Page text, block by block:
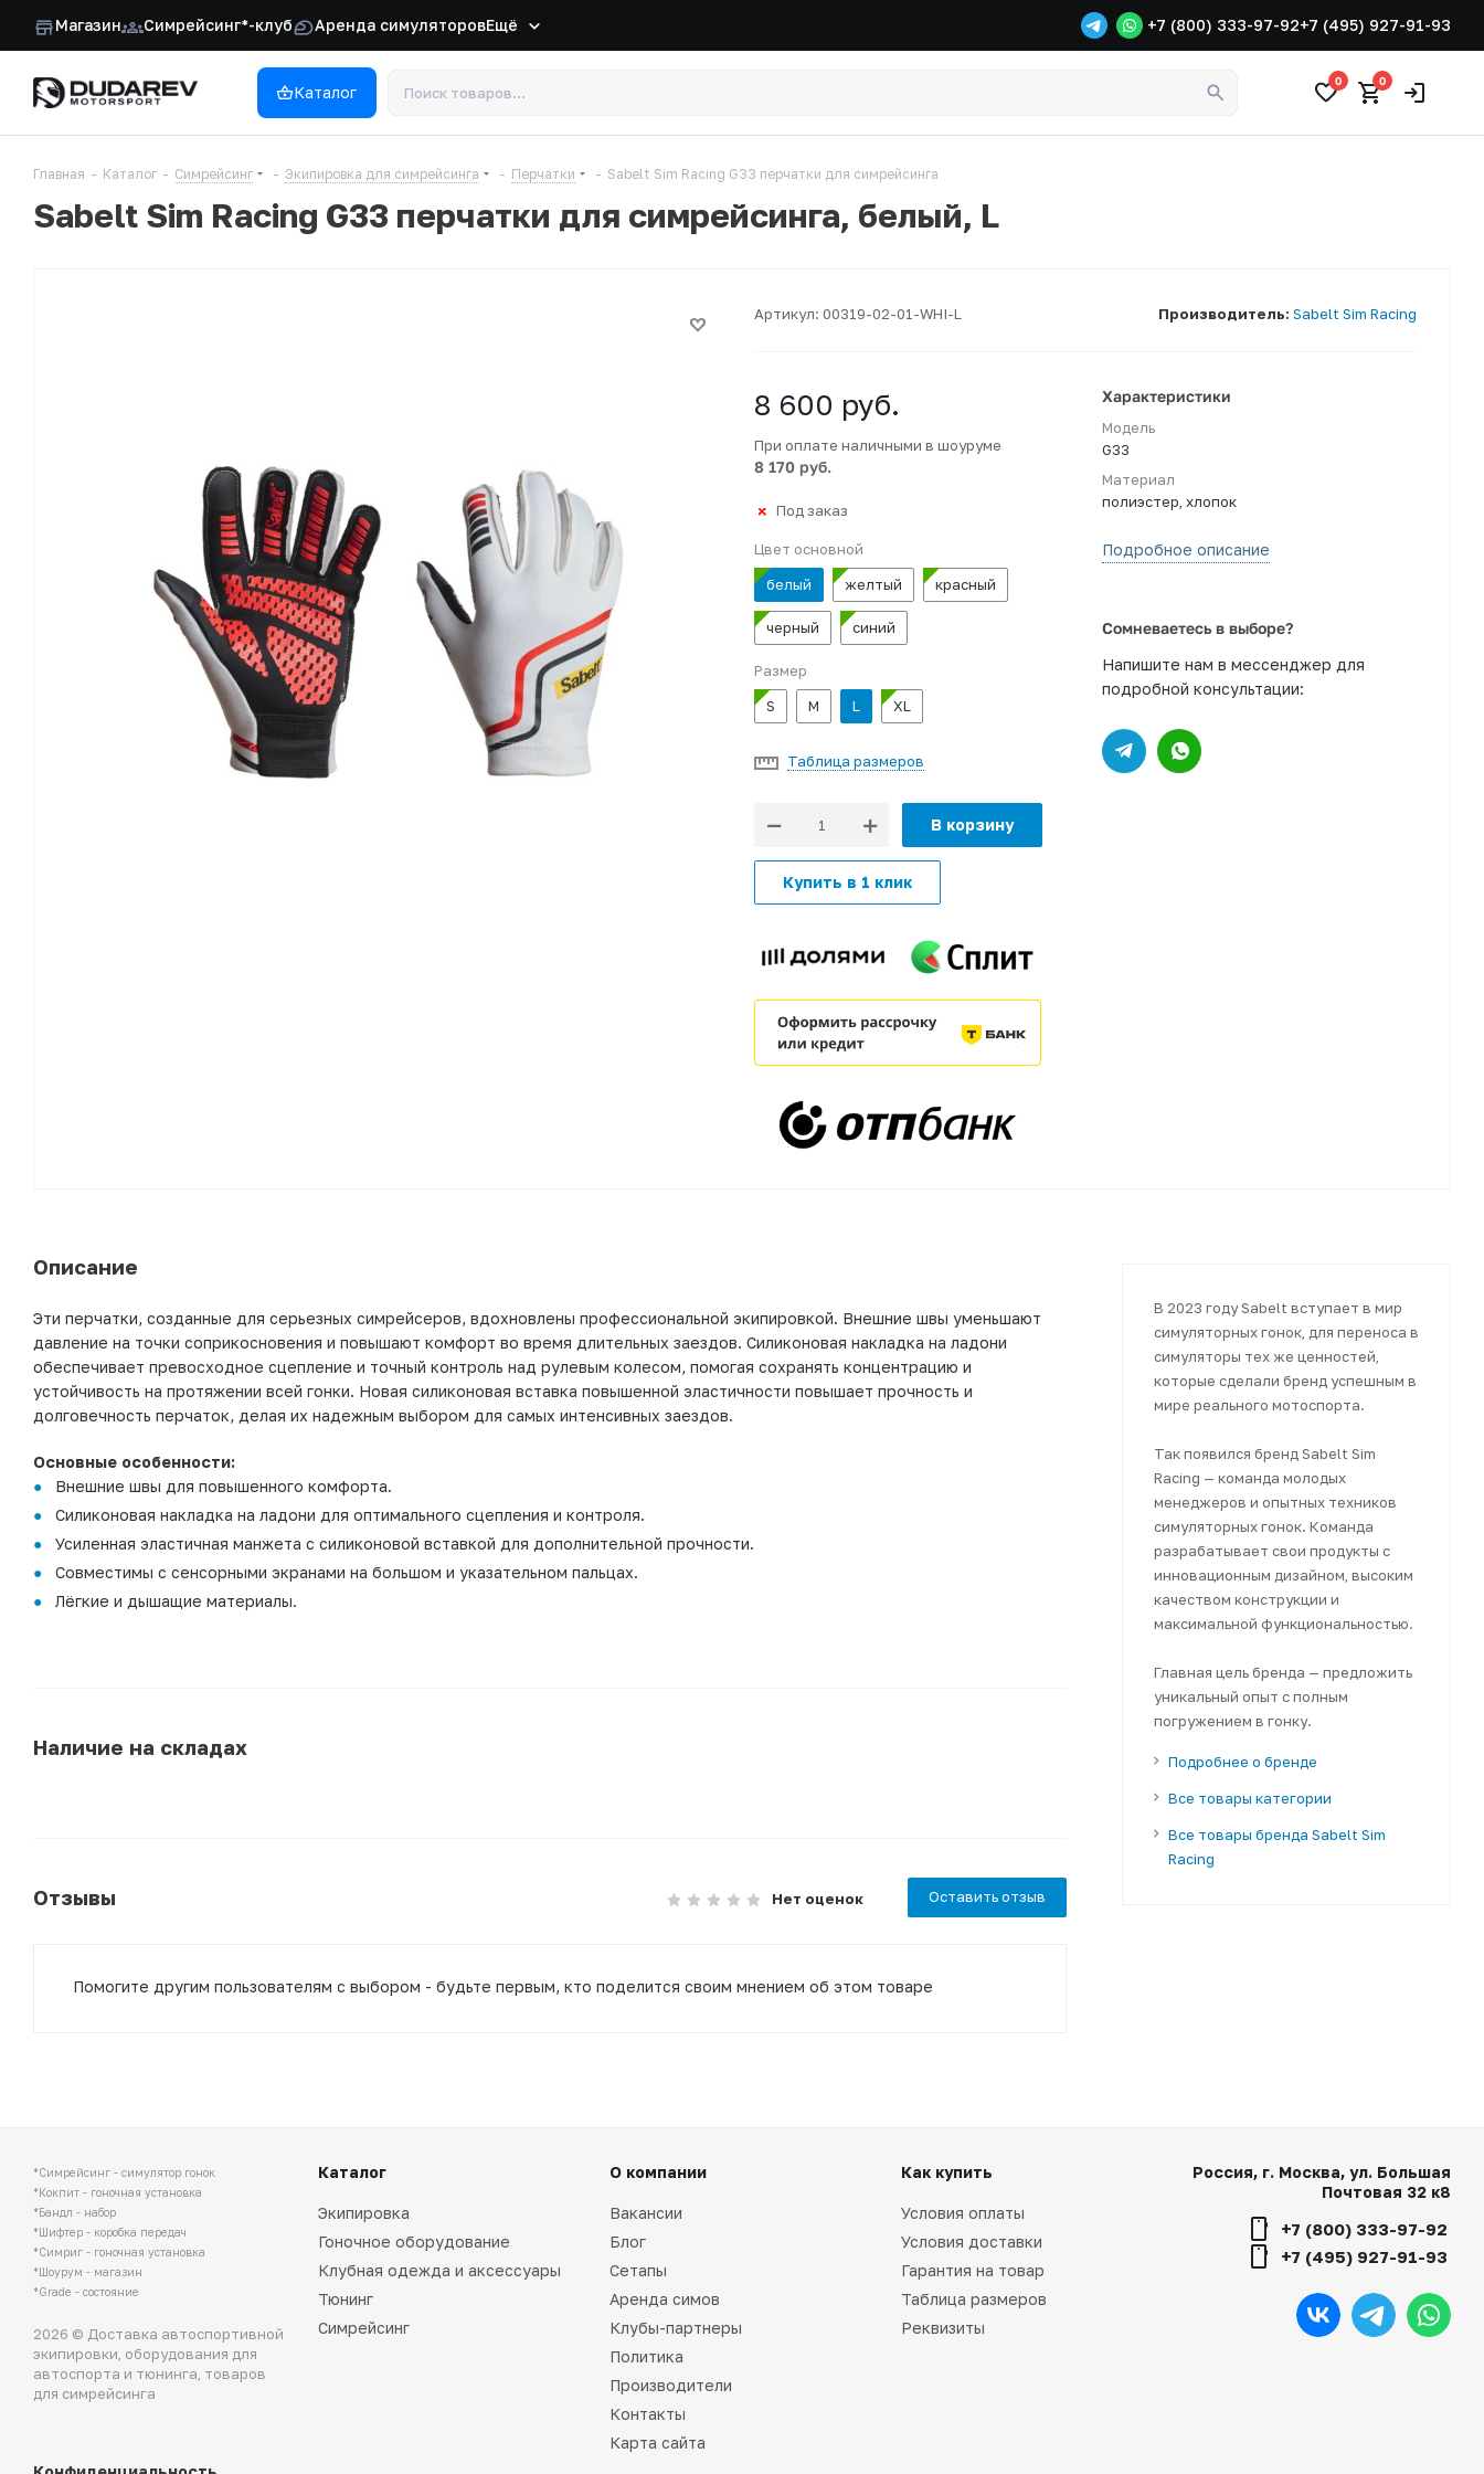
Магазин Симрейсинг*-клуб Аренда симуляторовЕщё +7 (800) 333-97-92+7 (495) 927-91-93
Каталог
0 0
Главная - Каталог - Симрейсинг - Экипировка для симрейсинга - Перчатки - Sabelt Sim Racing G33 перчатки для симрейсинга
Sabelt Sim Racing G33 перчатки для симрейсинга, белый, L
Артикул: 00319-02-01-WHI-L Производитель: Sabelt Sim Racing
8 600 руб.
При оплате наличными в шоуруме
8 170 руб.
Под заказ
Цвет основной
белый
желтый красный
черный синий
Размер
S
M L XL
Таблица размеров
В корзину
Купить в 1 клик
Характеристики
Модель
G33
Материал
полиэстер, хлопок
Подробное описание
Сомневаетесь в выборе?
Напишите нам в мессенджер для
подробной консультации:
Описание
Эти перчатки, созданные для серьезных симрейсеров, вдохновлены профессиональной экипировкой. Внешние швы уменьшают
давление на точки соприкосновения и повышают комфорт во время длительных заездов. Силиконовая накладка на ладони
обеспечивает превосходное сцепление и точный контроль над рулевым колесом, помогая сохранять концентрацию и
устойчивость на протяжении всей гонки. Новая силиконовая вставка повышенной эластичности повышает прочность и
долговечность перчаток, делая их надежным выбором для самых интенсивных заездов.
Основные особенности:
Внешние швы для повышенного комфорта.
Силиконовая накладка на ладони для оптимального сцепления и контроля.
Усиленная эластичная манжета с силиконовой вставкой для дополнительной прочности.
Совместимы с сенсорными экранами на большом и указательном пальцах.
Лёгкие и дышащие материалы.
Наличие на складах
Отзывы Нет оценок Оставить отзыв
Помогите другим пользователям с выбором - будьте первым, кто поделится своим мнением об этом товаре
В 2023 году Sabelt вступает в мир
симуляторных гонок, для переноса в
симуляторы тех же ценностей,
которые сделали бренд успешным в
мире реального мотоспорта.
Так появился бренд Sabelt Sim
Racing — команда молодых
менеджеров и опытных техников
симуляторных гонок. Команда
разрабатывает свои продукты с
инновационным дизайном, высоким
качеством конструкции и
максимальной функциональностью.
Главная цель бренда — предложить
уникальный опыт с полным
погружением в гонку.
Подробнее о бренде
Все товары категории
Все товары бренда Sabelt Sim
Racing
*Симрейсинг - симулятор гонок
*Кокпит - гоночная установка
*Бандл - набор
*Шифтер - коробка передач
*Симриг - гоночная установка
*Шоурум - магазин
*Grade - состояние
2026 © Доставка автоспортивной
экипировки, оборудования для
автоспорта и тюнинга, товаров
для симрейсинга
Каталог
Экипировка
Гоночное оборудование
Клубная одежда и аксессуары
Тюнинг
Симрейсинг
О компании
Вакансии
Блог
Сетапы
Аренда симов
Клубы-партнеры
Политика
Производители
Контакты
Карта сайта
Как купить
Условия оплаты
Условия доставки
Гарантия на товар
Таблица размеров
Реквизиты
Россия, г. Москва, ул. Большая
Почтовая 32 к8
+7 (800) 333-97-92
+7 (495) 927-91-93